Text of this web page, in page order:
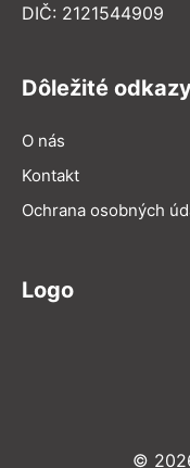
DIČ: 2121544909
Dôležité
O nás
Kontakt
Ochrana osobných
Logo
©